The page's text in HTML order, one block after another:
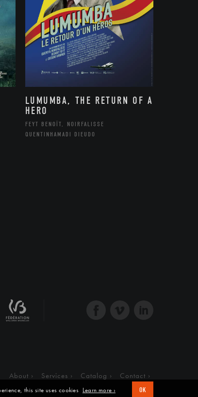
LUMUMBA, THE RETURN OF A
HERO
FEYT BENOÎT, NOIRFALISSE
QUENTINHAMADI DIEUDO
About Services Catalog Contact
this site uses cookies Learn more › OK